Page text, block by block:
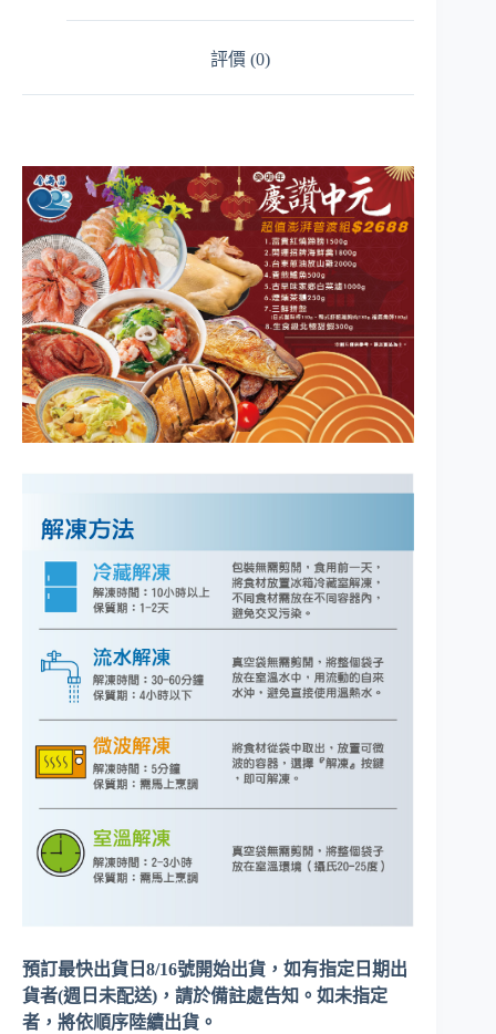
評價 (0)
預訂最快出貨日8/16號開始出貨，如有指定日期出
貨者(週日未配送)，請於備註處告知。如未指定
者，將依順序陸續出貨。